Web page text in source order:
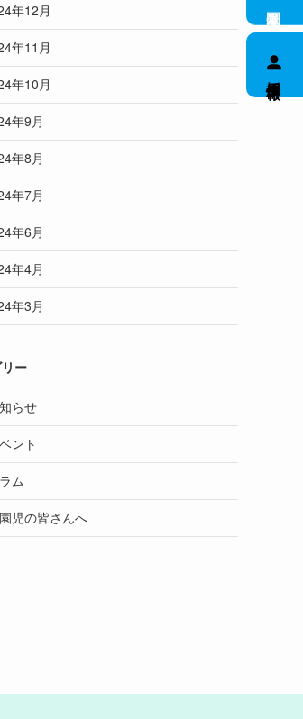
年12月
年11月
年10月
年9月
年8月
年7月
年6月
年4月
年3月
ー
らせ
ント
ム
児の皆さんへ